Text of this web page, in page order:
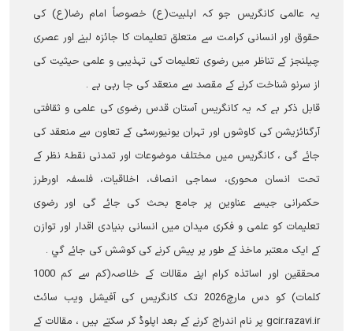
یہ عالمی کانگریس جو کہ اہلبیت(ع) خصوصاً امام رضا(ع) کی
حقوق اور انسانی کرامت سے متعلق تعلیمات کا جائزہ لینے اور عصری
چیلنجز کے تناظر میں رضوی تعلیمات کی تہذیبی و علمی حیثیت کی
از سرنو شناخت کرنے کے مقصد سے منعقد کی جا رہی ہے ۔
قابل ذکر ہے کہ یہ کانگریس آستان قدس رضوی کی علمی و ثقافتی
آرگنائزیشن کی کاوشوں اور تہران یونیورسٹی کے تعاون سے منعقد کی
جائے گی ، کانگریس میں مختلف موضوعات اور تمدنی نقطۂ نظر کے
تحت انسان محوری، سماجی انصاف، اخلاقیات، فلسفہ اورطرز
حکمرانی جیسے عناوین پر جامع بحث کی جائے گی اور رضوی
تعلیمات کو علمی و فکری میدان میں انسانی بنیادی اقدار اور توازن
کے ایک معتبر ماخذ کے طور پر پیش کرنے کی کوشش کی جائے گي ۔
محققین اور اساتذہ کرام اپنے مقالات کے خلاصہ(کم سے کم 1000
کلمات) کو دس مارچ2026 تک کانگریس کی آفیشل ویب سائٹ
gcir.razavi.ir پر نام اندراج کرنے کے بعد اپلوڈ کر سکتے ہیں ، مقالات کے